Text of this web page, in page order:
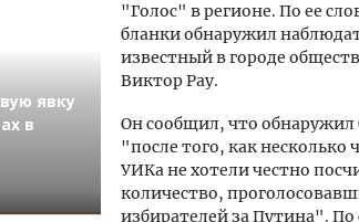
явку
в
"Голос" в регионе. По ее
бланки обнаружил
известный в городе
Виктор Рау.
Он сообщил, что
"после того, как несколько
УИКа не хотели честно
количество,
избирателей за Путина". По